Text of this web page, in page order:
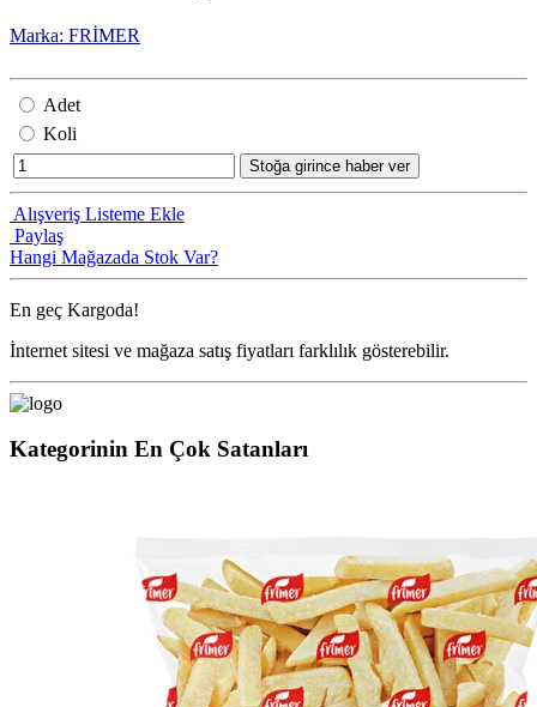
Marka: FRİMER
Adet
Koli
Stoğa girince haber ver
Alışveriş Listeme Ekle
Paylaş
Hangi Mağazada Stok Var?
En geç Kargoda!
İnternet sitesi ve mağaza satış fiyatları farklılık gösterebilir.
Kategorinin En Çok Satanları